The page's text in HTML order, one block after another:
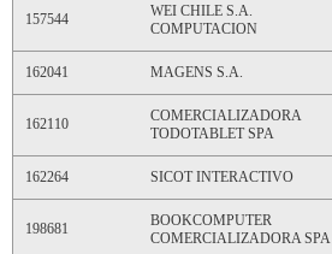
157544
WEI CHILE S.A.
COMPUTACION
162041 MAGENS S.A.
162110
COMERCIALIZADORA
TODOTABLET SPA
162264 SICOT INTERACTIVO
198681
BOOKCOMPUTER
COMERCIALIZADORA SPA